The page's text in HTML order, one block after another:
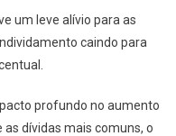
um leve alívio para as
caindo para
profundo no aumento
dívidas mais comuns, o